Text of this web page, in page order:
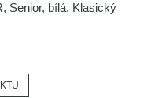
Senior, bílá, Klasický